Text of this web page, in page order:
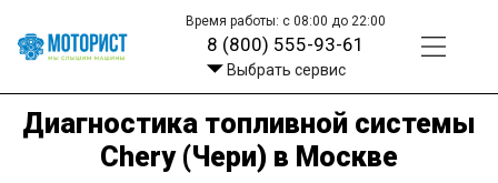
Время работы: с 08:00 до 22:00
8 (800) 555-93-61
Выбрать сервис
Диагностика топливной системы
Chery (Чери) в Москве